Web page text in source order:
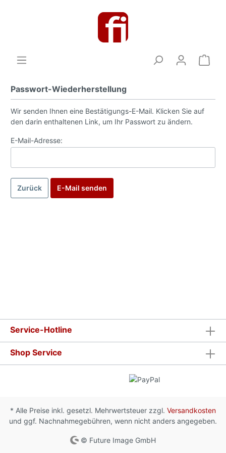
Passwort-Wiederherstellung
Wir senden Ihnen eine Bestätigungs-E-Mail. Klicken Sie auf
den darin enthaltenen Link, um Ihr Passwort zu ändern.
E-Mail-Adresse:
Zurück E-Mail senden
Service-Hotline
Shop Service
* Alle Preise inkl. gesetzl. Mehrwertsteuer zzgl. Versandkosten
und ggf. Nachnahmegebühren, wenn nicht anders angegeben.
© Future Image GmbH